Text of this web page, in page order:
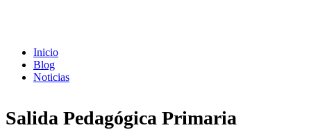
Inicio
Blog
Noticias
Salida Pedagógica Primaria